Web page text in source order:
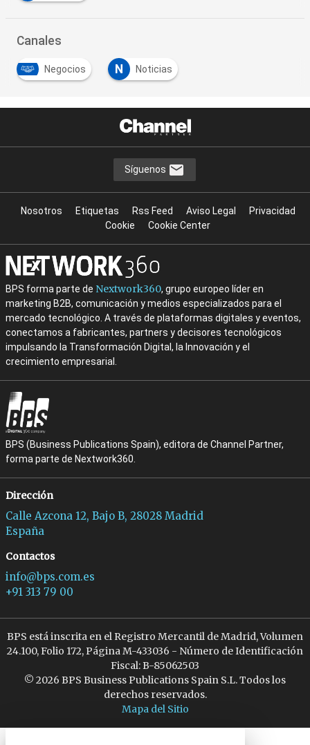
Canales
Negocios N Noticias
Síguenos
Nosotros Etiquetas Rss Feed Aviso Legal
Privacidad
Cookie
Cookie Center
BPS forma parte de Nextwork360, grupo europeo líder en
marketing B2B, comunicación y medios especializados para el
mercado tecnológico. A través de plataformas digitales y eventos,
conectamos a fabricantes, partners y decisores tecnológicos
impulsando la Transformación Digital, la Innovación y el
crecimiento empresarial.
BPS (Business Publications Spain), editora de Channel Partner,
forma parte de Nextwork360.
Dirección
Calle Azcona 12, Bajo B, 28028 Madrid
España
Contactos
info@bps.com.es
+91 313 79 00
BPS está inscrita en el Registro Mercantil de Madrid, Volumen
24.100, Folio 172, Página M-433036 - Número de Identificación
Fiscal: B-85062503
© 2026 BPS Business Publications Spain S.L. Todos los
derechos reservados.
Mapa del Sitio